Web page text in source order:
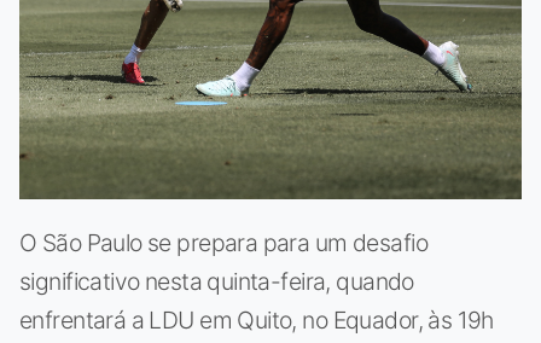
O São Paulo se prepara para um desafio
significativo nesta quinta-feira, quando
enfrentará a LDU em Quito, no Equador, às 19h